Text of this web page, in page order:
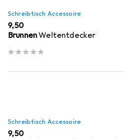
Schreibtisch Accessoire
EUR
9,50
BrunnenWeltentdecker
Schreibtisch Accessoire
EUR
9,50